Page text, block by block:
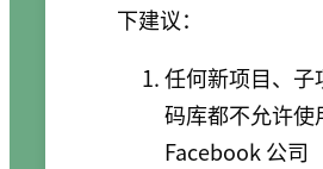
下建议：
任何新项目、子
码库都不允许使
Facebook 公司